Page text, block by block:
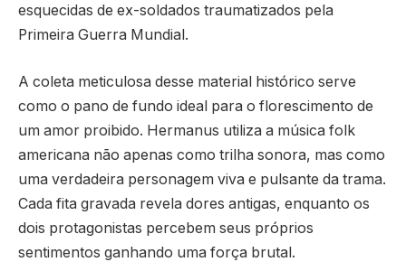
esquecidas de ex-soldados traumatizados pela
Primeira Guerra Mundial.
A coleta meticulosa desse material histórico serve
como o pano de fundo ideal para o florescimento de
um amor proibido. Hermanus utiliza a música folk
americana não apenas como trilha sonora, mas como
uma verdadeira personagem viva e pulsante da trama.
Cada fita gravada revela dores antigas, enquanto os
dois protagonistas percebem seus próprios
sentimentos ganhando uma força brutal.